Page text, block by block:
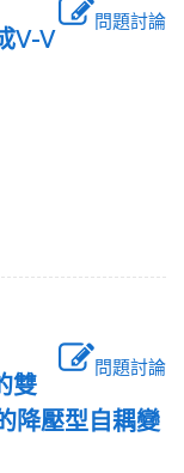
問題討論
V-V
問題討論
雙
降壓型自耦變